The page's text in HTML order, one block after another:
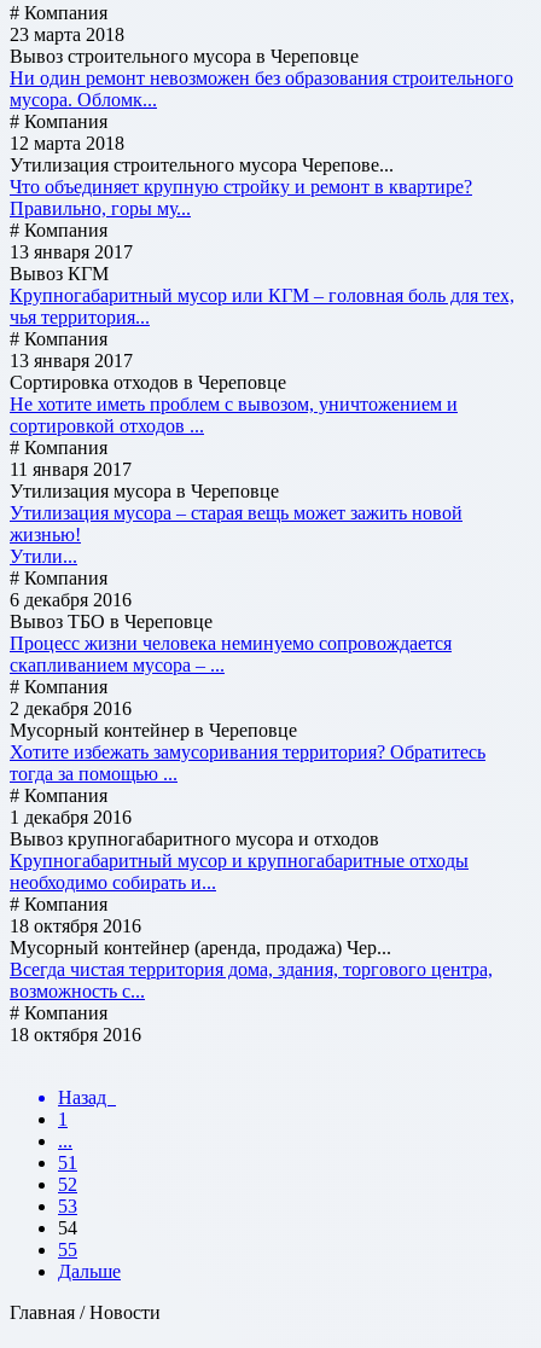
# Компания
23 марта 2018
Вывоз строительного мусора в Череповце
Ни один ремонт невозможен без образования строительного
мусора. Обломк...
# Компания
12 марта 2018
Утилизация строительного мусора Черепове...
Что объединяет крупную стройку и ремонт в квартире?
Правильно, горы му...
# Компания
13 января 2017
Вывоз КГМ
Крупногабаритный мусор или КГМ – головная боль для тех,
чья территория...
# Компания
13 января 2017
Сортировка отходов в Череповце
Не хотите иметь проблем с вывозом, уничтожением и
сортировкой отходов ...
# Компания
11 января 2017
Утилизация мусора в Череповце
Утилизация мусора – старая вещь может зажить новой
жизнью!
Утили...
# Компания
6 декабря 2016
Вывоз ТБО в Череповце
Процесс жизни человека неминуемо сопровождается
скапливанием мусора – ...
# Компания
2 декабря 2016
Мусорный контейнер в Череповце
Хотите избежать замусоривания территория? Обратитесь
тогда за помощью ...
# Компания
1 декабря 2016
Вывоз крупногабаритного мусора и отходов
Крупногабаритный мусор и крупногабаритные отходы
необходимо собирать и...
# Компания
18 октября 2016
Мусорный контейнер (аренда, продажа) Чер...
Всегда чистая территория дома, здания, торгового центра,
возможность с...
# Компания
18 октября 2016
Назад
1
...
51
52
53
54
55
Дальше
Главная / Новости